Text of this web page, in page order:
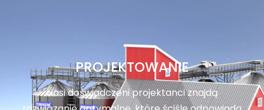
PROJEKTOWANIE
Nasi doświadczeni projektanci znajdą